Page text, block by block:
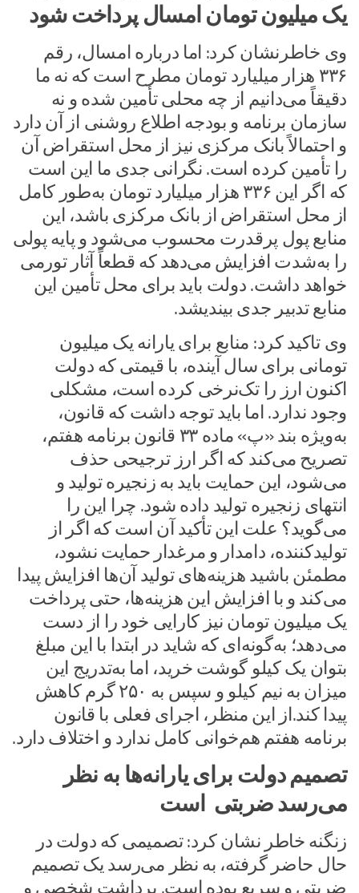
یک میلیون تومان امسال پرداخت شود
وی خاطرنشان کرد: اما درباره امسال، رقم
۳۳۶ هزار میلیارد تومان مطرح است که نه ما
دقیقاً می‌دانیم از چه محلی تأمین شده و نه
سازمان برنامه و بودجه اطلاع روشنی از آن دارد
و احتمالاً بانک مرکزی نیز از محل استقراض آن
را تأمین کرده است. نگرانی جدی ما این است
که اگر این ۳۳۶ هزار میلیارد تومان به‌طور کامل
از محل استقراض از بانک مرکزی باشد، این
منابع پول پرقدرت محسوب می‌شود و پایه پولی
را به‌شدت افزایش می‌دهد که قطعاً آثار تورمی
خواهد داشت. دولت باید برای محل تأمین این
منابع تدبیر جدی بیندیشد.
وی تاکید کرد: منابع برای یارانه یک میلیون
تومانی برای سال آینده، با قیمتی که دولت
اکنون ارز را تک‌نرخی کرده است، مشکلی
وجود ندارد. اما باید توجه داشت که قانون،
به‌ویژه بند «پ» ماده ۳۳ قانون برنامه هفتم،
تصریح می‌کند که اگر ارز ترجیحی حذف
می‌شود، این حمایت باید به زنجیره تولید و
انتهای زنجیره تولید داده شود. چرا این را
می‌گوید؟ علت این تأکید آن است که اگر از
تولیدکننده، دامدار و مرغدار حمایت نشود،
مطمئن باشید هزینه‌های تولید آن‌ها افزایش پیدا
می‌کند و با افزایش این هزینه‌ها، حتی پرداخت
یک میلیون تومان نیز کارایی خود را از دست
می‌دهد؛ به‌گونه‌ای که شاید در ابتدا با این مبلغ
بتوان یک کیلو گوشت خرید، اما به‌تدریج این
میزان به نیم کیلو و سپس به ۲۵۰ گرم کاهش
پیدا کند.از این منظر، اجرای فعلی با قانون
برنامه هفتم هم‌خوانی کامل ندارد و اختلاف دارد.
تصمیم دولت برای یارانه‌ها به نظر
می‌رسد ضربتی است
زنگنه خاطر نشان کرد: تصمیمی که دولت در
حال حاضر گرفته، به نظر می‌رسد یک تصمیم
ضربتی و سریع بوده است. برداشت شخصی و